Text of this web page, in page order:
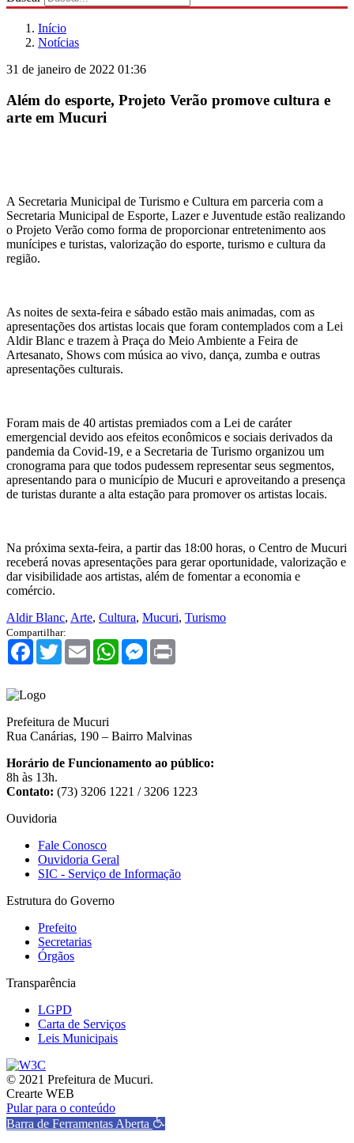
Início
Notícias
31 de janeiro de 2022 01:36
Além do esporte, Projeto Verão promove cultura e
arte em Mucuri
A Secretaria Municipal de Turismo e Cultura em parceria com a
Secretaria Municipal de Esporte, Lazer e Juventude estão realizando
o Projeto Verão como forma de proporcionar entretenimento aos
munícipes e turistas, valorização do esporte, turismo e cultura da
região.
As noites de sexta-feira e sábado estão mais animadas, com as
apresentações dos artistas locais que foram contemplados com a Lei
Aldir Blanc e trazem à Praça do Meio Ambiente a Feira de
Artesanato, Shows com música ao vivo, dança, zumba e outras
apresentações culturais.
Foram mais de 40 artistas premiados com a Lei de caráter
emergencial devido aos efeitos econômicos e sociais derivados da
pandemia da Covid-19, e a Secretaria de Turismo organizou um
cronograma para que todos pudessem representar seus segmentos,
apresentando para o município de Mucuri e aproveitando a presença
de turistas durante a alta estação para promover os artistas locais.
Na próxima sexta-feira, a partir das 18:00 horas, o Centro de Mucuri
receberá novas apresentações para gerar oportunidade, valorização e
dar visibilidade aos artistas, além de fomentar a economia e
comércio.
Aldir Blanc, Arte, Cultura, Mucuri, Turismo
Compartilhar:
Facebook
TwitterEmail WhatsAppMessenger
Prefeitura de Mucuri
Rua Canárias, 190 – Bairro Malvinas
Horário de Funcionamento ao público:
8h às 13h.
Contato: (73) 3206 1221 / 3206 1223
Ouvidoria
Fale Conosco
Ouvidoria Geral
SIC - Serviço de Informação
Estrutura do Governo
Prefeito
Secretarias
Órgãos
Transparência
LGPD
Carta de Serviços
Leis Municipais
© 2021 Prefeitura de Mucuri.
Crearte WEB
Pular para o conteúdo
Barra de Ferramentas Aberta